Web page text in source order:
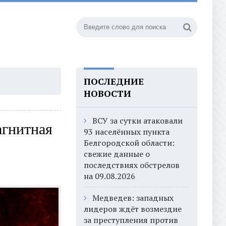
ПОСЛЕДНИЕ
НОВОСТИ
ВСУ за сутки атаковали
93 населённых пункта
Белгородской области:
свежие данные о
последствиях обстрелов
на 09.08.2026
Медведев: западных
лидеров ждёт возмездие
за преступления против